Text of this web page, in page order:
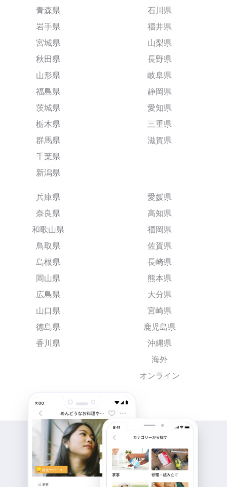
青森県
岩手県
宮城県
秋田県
山形県
福島県
茨城県
栃木県
群馬県
千葉県
新潟県
石川県
福井県
山梨県
長野県
岐阜県
静岡県
愛知県
三重県
滋賀県
兵庫県
奈良県
和歌山県
鳥取県
島根県
岡山県
広島県
山口県
徳島県
香川県
愛媛県
高知県
福岡県
佐賀県
長崎県
熊本県
大分県
宮崎県
鹿児島県
沖縄県
海外
オンライン